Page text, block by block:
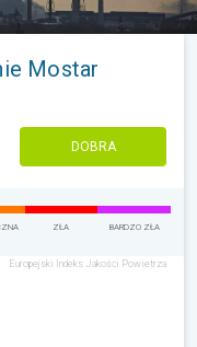
Mostar
DOBRA
ZŁA BARDZO ZŁA
Europejski Indeks Jakości Powietrza